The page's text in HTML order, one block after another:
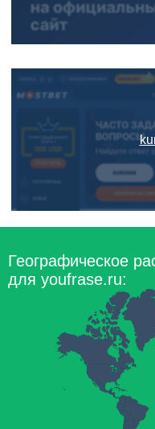
Географическое
для youfrase.ru: